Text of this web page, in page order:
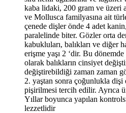
kaba lidaki, 200 gram ve üzeri
ve Mollusca familyasına ait
çenede dişler önde 4 adet
paralelinde biter. Gözler orta
kabukluları, balıkları ve diğer
erişme yaşı 2 ‘dir. Bu
olarak balıkların cinsiyet
değiştirebildiği zaman zaman
2. yaştan sonra çoğunlukla dişi
pişirilmesi tercih edilir. Ayrıca
Yıllar boyunca yapılan
lezzetlidir